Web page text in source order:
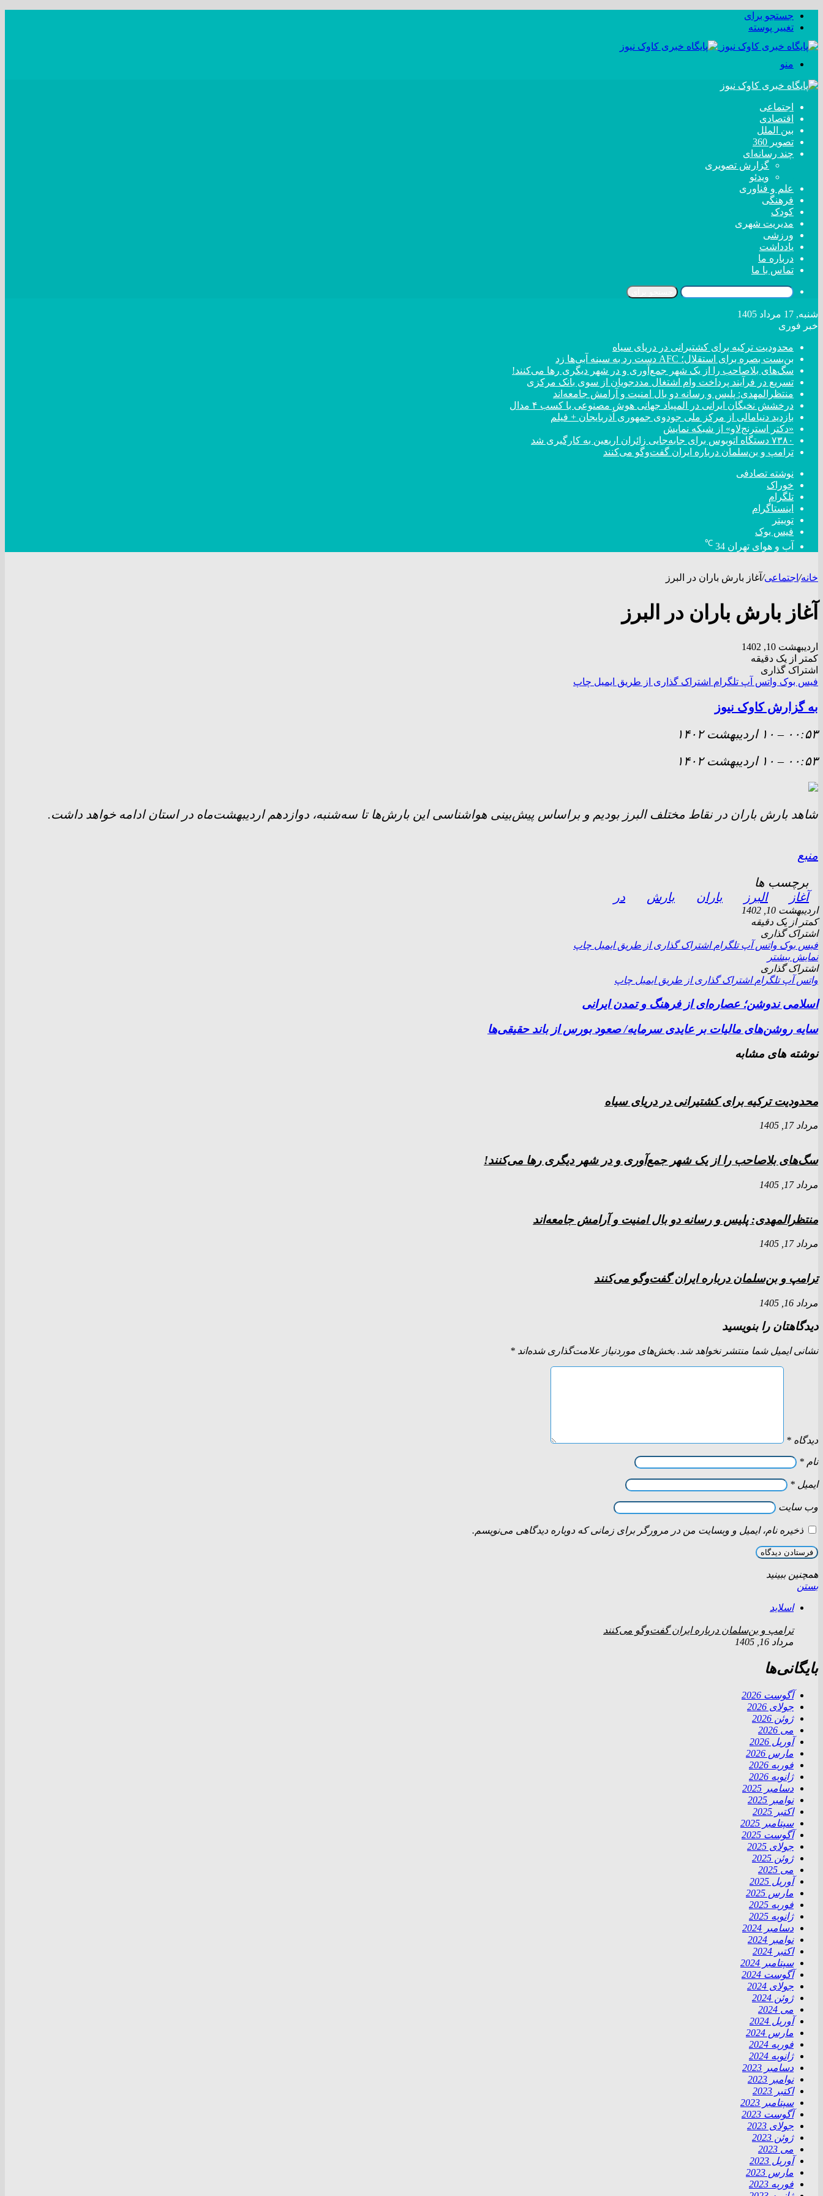
جستجو برای
تغییر پوسته
منو
اجتماعی
اقتصادی
بین الملل
تصویر 360
چند رسانه‌ای
گزارش تصویری
ویدئو
علم و فناوری
فرهنگی
کودک
مدیریت شهری
ورزشی
یادداشت
درباره ما
تماس با ما
شنبه, 17 مرداد 1405
خبر فوری
محدودیت ترکیه برای کشتیرانی در دریای سیاه
بن‌بست بصره برای استقلال؛ AFC دست رد به سینه آبی‌ها زد
سگ‌های بلاصاحب را از یک شهر جمع‌آوری و در شهر دیگری رها می‌کنند!
تسریع در فرآیند پرداخت وام اشتغال مددجویان از سوی بانک مرکزی
منتظرالمهدی: پلیس و رسانه دو بال امنیت و آرامش جامعه‌اند
درخشش نخبگان ایرانی در المپیاد جهانی هوش مصنوعی با کسب ۴ مدال
بازدید دنیامالی از مرکز ملی جودوی جمهوری آذربایجان + فیلم
«دکتر استرنج‌لاو» از شبکه نمایش
۷۳۸۰ دستگاه اتوبوس برای جابه‌جایی زائران اربعین به کارگیری شد
ترامپ و بن‌سلمان درباره ایران گفت‌و‌گو می‌کنند
نوشته تصادفی
خوراک
تلگرام
اینستاگرام
توییتر
فیس بوک
آب و هوای تهران 34
℃
خانه/ اجتماعی/ آغاز بارش باران در البرز
آغاز بارش باران در البرز
اردیبهشت 10, 1402
کمتر از یک دقیقه
اشتراک گذاری
فیس بوک واتس آپ تلگرام اشتراک گذاری از طریق ایمیل چاپ
به گزارش کاوک نیوز
۰۰:۵۳ – ۱۰ ارديبهشت ۱۴۰۲
۰۰:۵۳ – ۱۰ ارديبهشت ۱۴۰۲
شاهد بارش باران در نقاط مختلف البرز بودیم و براساس پیش‌بینی هواشناسی این بارش‌ها تا سه‌شنبه، دوازدهم اردیبهشت‌ماه در استان ادامه خواهد داشت.
منبع
برچسب ها
آغاز
البرز باران بارش در
اردیبهشت 10, 1402
کمتر از یک دقیقه
اشتراک گذاری
فیس بوک واتس آپ تلگرام اشتراک گذاری از طریق ایمیل چاپ
نمایش بیشتر
اشتراک گذاری
واتس آپ تلگرام اشتراک گذاری از طریق ایمیل چاپ
اسلامی ندوشن؛ عصاره‌ای از فرهنگ و تمدن ایرانی
سایه روشن‌های مالیات بر عایدی سرمایه/ صعود بورس از باند حقیقی‌ها
نوشته های مشابه
محدودیت ترکیه برای کشتیرانی در دریای سیاه
مرداد 17, 1405
سگ‌های بلاصاحب را از یک شهر جمع‌آوری و در شهر دیگری رها می‌کنند!
مرداد 17, 1405
منتظرالمهدی: پلیس و رسانه دو بال امنیت و آرامش جامعه‌اند
مرداد 17, 1405
ترامپ و بن‌سلمان درباره ایران گفت‌و‌گو می‌کنند
مرداد 16, 1405
دیدگاهتان را بنویسید
نشانی ایمیل شما منتشر نخواهد شد. بخش‌های موردنیاز علامت‌گذاری شده‌اند *
دیدگاه *
نام *
ایمیل *
وب‌ سایت
ذخیره نام، ایمیل و وبسایت من در مرورگر برای زمانی که دوباره دیدگاهی می‌نویسم.
همچنین ببینید
بستن
اسلاید
ترامپ و بن‌سلمان درباره ایران گفت‌و‌گو می‌کنند
مرداد 16, 1405
بایگانی‌ها
آگوست 2026
جولای 2026
ژوئن 2026
می 2026
آوریل 2026
مارس 2026
فوریه 2026
ژانویه 2026
دسامبر 2025
نوامبر 2025
اکتبر 2025
سپتامبر 2025
آگوست 2025
جولای 2025
ژوئن 2025
می 2025
آوریل 2025
مارس 2025
فوریه 2025
ژانویه 2025
دسامبر 2024
نوامبر 2024
اکتبر 2024
سپتامبر 2024
آگوست 2024
جولای 2024
ژوئن 2024
می 2024
آوریل 2024
مارس 2024
فوریه 2024
ژانویه 2024
دسامبر 2023
نوامبر 2023
اکتبر 2023
سپتامبر 2023
آگوست 2023
جولای 2023
ژوئن 2023
می 2023
آوریل 2023
مارس 2023
فوریه 2023